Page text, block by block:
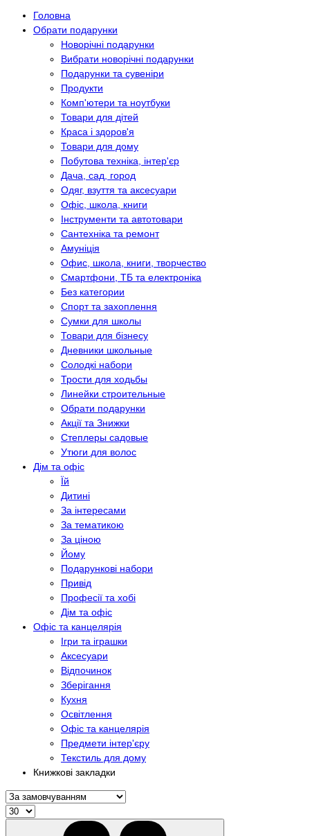
Головна
Обрати подарунки
Новорічні подарунки
Вибрати новорічні подарунки
Подарунки та сувеніри
Продукти
Комп'ютери та ноутбуки
Товари для дітей
Краса і здоров'я
Товари для дому
Побутова техніка, інтер'єр
Дача, сад, город
Одяг, взуття та аксесуари
Офіс, школа, книги
Інструменти та автотовари
Сантехніка та ремонт
Амуніція
Офис, школа, книги, творчество
Смартфони, ТБ та електроніка
Без категории
Спорт та захоплення
Сумки для школы
Товари для бізнесу
Дневники школьные
Солодкі набори
Трости для ходьбы
Линейки строительные
Обрати подарунки
Акції та Знижки
Степлеры садовые
Утюги для волос
Дім та офіс
Їй
Дитині
За інтересами
За тематикою
За ціною
Йому
Подарункові набори
Привід
Професії та хобі
Дім та офіс
Офіс та канцелярія
Ігри та іграшки
Аксесуари
Відпочинок
Зберігання
Кухня
Освітлення
Офіс та канцелярія
Предмети інтер'єру
Текстиль для дому
Книжкові закладки